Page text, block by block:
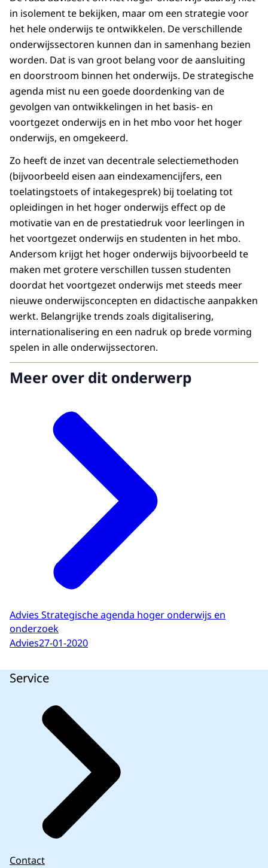
in isolement te bekijken, maar om een strategie voor
het hele onderwijs te ontwikkelen. De verschillende
onderwijssectoren kunnen dan in samenhang bezien
worden. Dat is van groot belang voor de aansluiting
en doorstroom binnen het onderwijs. De strategische
agenda mist nu een goede doordenking van de
gevolgen van ontwikkelingen in het basis- en
voortgezet onderwijs en in het mbo voor het hoger
onderwijs, en omgekeerd.
Zo heeft de inzet van decentrale selectiemethoden
(bijvoorbeeld eisen aan eindexamencijfers, een
toelatingstoets of intakegesprek) bij toelating tot
opleidingen in het hoger onderwijs effect op de
motivatie van en de prestatiedruk voor leerlingen in
het voortgezet onderwijs en studenten in het mbo.
Andersom krijgt het hoger onderwijs bijvoorbeeld te
maken met grotere verschillen tussen studenten
doordat het voortgezet onderwijs met steeds meer
nieuwe onderwijsconcepten en didactische aanpakken
werkt. Belangrijke trends zoals digitalisering,
internationalisering en een nadruk op brede vorming
spelen in alle onderwijssectoren.
Meer over dit onderwerp
Advies Strategische agenda hoger onderwijs en
onderzoek
Advies27-01-2020
Service
Contact